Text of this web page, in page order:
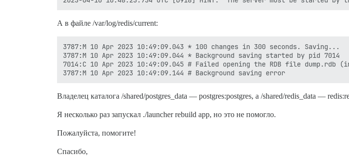
А в файле /var/log/redis/current:
3787:M 10 Apr 2023 10:49:09.043 * 100 changes in 300 seconds. Saving...
3787:M 10 Apr 2023 10:49:09.044 * Background saving started by pid 7014
7014:C 10 Apr 2023 10:49:09.045 # Failed opening the RDB file
Владелец каталога /shared/postgres_data — postgres:postgres, а /shared/redis_data —
Я несколько раз запускал ./launcher rebuild app, но это не помогло.
Пожалуйста, помогите!
Спасибо,